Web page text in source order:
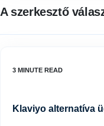
A szerkesztő
Klaviyo alternatíva